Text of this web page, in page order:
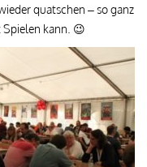
quatschen – so ganz
Spielen kann. 😉